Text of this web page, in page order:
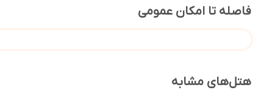
فاصله تا امکان عمومی
هتل‌های مشابه